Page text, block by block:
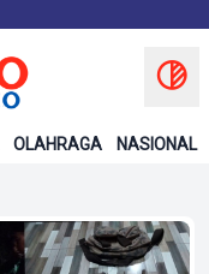
OLAHRAGA NASIONAL